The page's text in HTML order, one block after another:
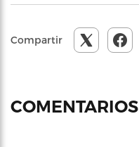
Compartir
COMENTARIOS